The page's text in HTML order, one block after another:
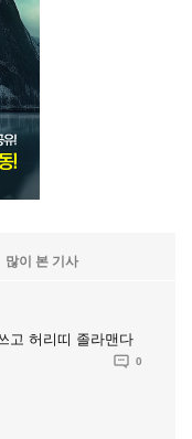
많이 본 기사
고 허리띠 졸라맨다
0